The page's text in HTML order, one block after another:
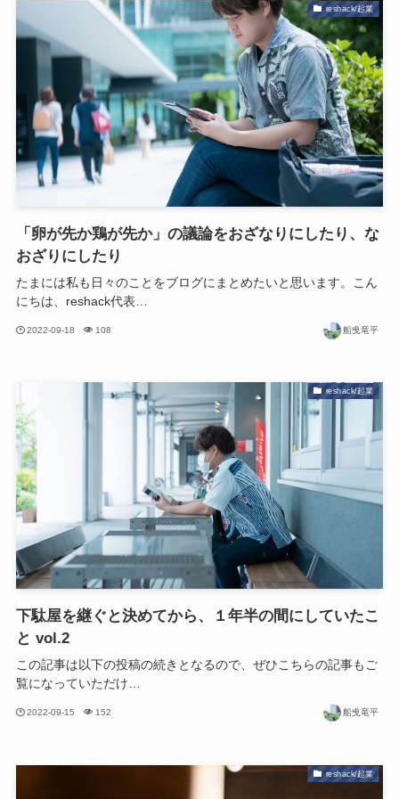
reshack/起業
「卵が先か鶏が先か」の議論をおざなりにしたり、な
おざりにしたり
たまには私も日々のことをブログにまとめたいと思います。こん
にちは、reshack代表…
2022-09-18 108 船曵竜平
reshack/起業
下駄屋を継ぐと決めてから、１年半の間にしていたこ
と vol.2
この記事は以下の投稿の続きとなるので、ぜひこちらの記事もご
覧になっていただけ…
2022-09-15 152 船曵竜平
reshack/起業